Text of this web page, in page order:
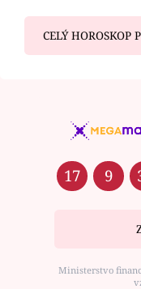
CELÝ HOROSKOP
17 9
Ministerstvo